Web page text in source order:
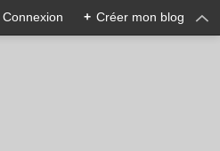
Connexion + Créer mon blog